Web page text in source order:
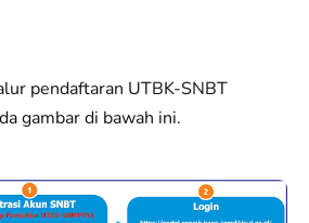
pendaftaran UTBK-SNBT
gambar di bawah ini.